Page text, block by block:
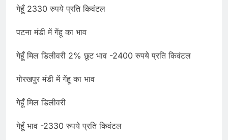
गेहूँ 2330 रुपये प्रति किवंटल
पटना मंडी में गेंहू का भाव
गेहूँ मिल डिलीवरी 2% छूट भाव -2400 रुपये प्रति किवंटल
गोरखपुर मंडी में गेंहू का भाव
गेहूँ मिल डिलीवरी
गेहूँ भाव -2330 रुपये प्रति किवंटल